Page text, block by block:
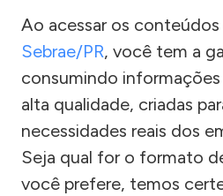
Ao acessar os
Sebrae/PR, você tem a
consumindo
alta qualidade, criadas
necessidades reais dos
Seja qual for o formato
você prefere, temos